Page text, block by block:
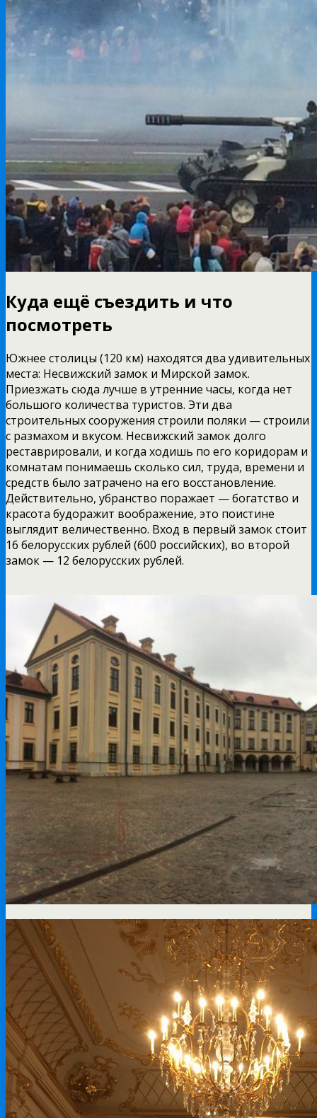
Куда ещё съездить и что
посмотреть
Южнее столицы (120 км) находятся два удивительных
места: Несвижский замок и Мирской замок.
Приезжать сюда лучше в утренние часы, когда нет
большого количества туристов. Эти два
строительных сооружения строили поляки — строили
с размахом и вкусом. Несвижский замок долго
реставрировали, и когда ходишь по его коридорам и
комнатам понимаешь сколько сил, труда, времени и
средств было затрачено на его восстановление.
Действительно, убранство поражает — богатство и
красота будоражит воображение, это поистине
выглядит величественно. Вход в первый замок стоит
16 белорусских рублей (600 российских), во второй
замок — 12 белорусских рублей.